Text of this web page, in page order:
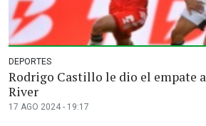
DEPORTES
Rodrigo Castillo le dio el empate
River
17 AGO 2024 - 19:17